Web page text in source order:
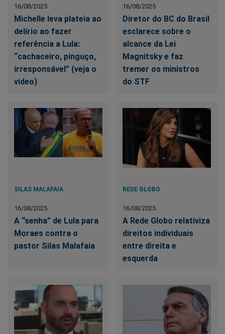
16/08/2025
Michelle leva plateia ao
delírio ao fazer
referência a Lula:
“cachaceiro, pinguço,
irresponsável” (veja o
vídeo)
16/08/2025
Diretor do BC do Brasil
esclarece sobre o
alcance da Lei
Magnitsky e faz
tremer os ministros
do STF
SILAS MALAFAIA
16/08/2025
A “senha” de Lula para
Moraes contra o
pastor Silas Malafaia
REDE GLOBO
16/08/2025
A Rede Globo relativiza
direitos individuais
entre direita e
esquerda